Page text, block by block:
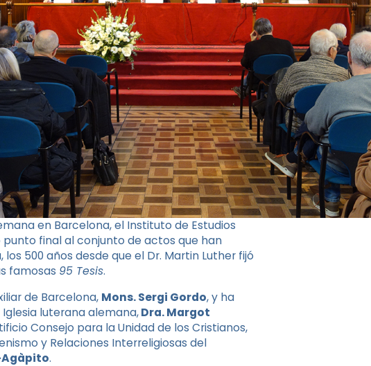
en Barcelona, ​​el Instituto de Estudios
final al conjunto de actos que han
500 años desde que el Dr. Martin Luther fijó
famosas 95 Tesis.
de Barcelona, ​​Mons. Sergi Gordo, y ha
luterana alemana,Dra. Margot
Consejo para la Unidad de los Cristianos,
y Relaciones Interreligiosas del
Agàpito.